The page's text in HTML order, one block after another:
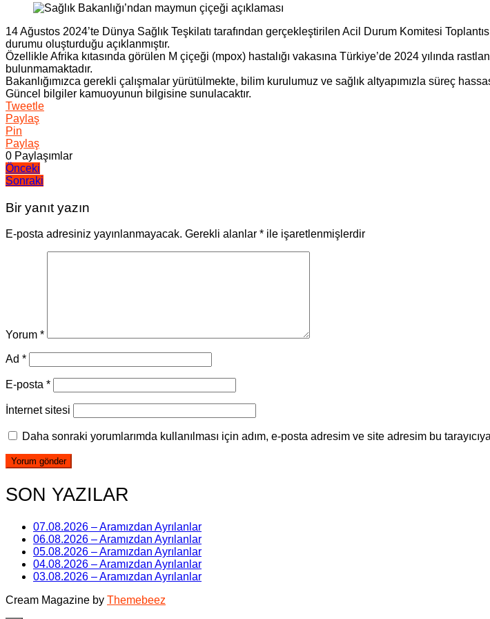
14 Ağustos 2024’te Dünya Sağlık Teşkilatı tarafından gerçekleştirilen Acil Durum Komitesi
durumu oluşturduğu açıklanmıştır.
Özellikle Afrika kıtasında görülen M çiçeği (mpox) hastalığı vakasına Türkiye’de 2024 yılında
bulunmamaktadır.
Bakanlığımızca gerekli çalışmalar yürütülmekte, bilim kurulumuz ve sağlık altyapımızla süreç
Güncel bilgiler kamuoyunun bilgisine sunulacaktır.
Tweetle
Paylaş
Pin
Paylaş
0 Paylaşımlar
Yazı
gezinmesi
Önceki
Sonraki
Bir yanıt yazın
E-posta adresiniz yayınlanmayacak. Gerekli alanlar * ile işaretlenmişlerdir
Yorum *
Ad *
E-posta *
İnternet sitesi
Daha sonraki yorumlarımda kullanılması için adım, e-posta adresim ve site adresim bu
SON YAZILAR
07.08.2026 – Aramızdan Ayrılanlar
06.08.2026 – Aramızdan Ayrılanlar
05.08.2026 – Aramızdan Ayrılanlar
04.08.2026 – Aramızdan Ayrılanlar
03.08.2026 – Aramızdan Ayrılanlar
Cream Magazine by Themebeez